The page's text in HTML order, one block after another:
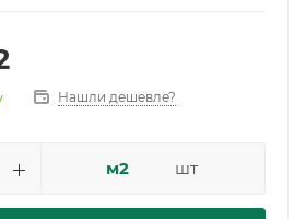
Нашли дешевле?
м2 шт